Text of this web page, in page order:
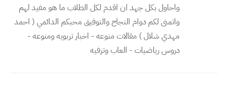
واحاول بكل جهد ان اقدم لكل الطلاب ما هو مفيد لهم
واتمنى لكم دوام النجاح والتوفيق محبكم الدائمي ( احمد
مهدي شلال ) مقالات منوعه - اخبار تربويه ومنوعه -
دروس رياضيات - العاب وترفيه